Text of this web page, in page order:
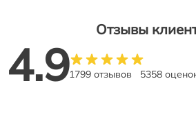
Отзывы
4.91799 отзывов 5358